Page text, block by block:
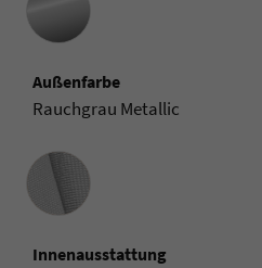
Außenfarbe
Rauchgrau Metallic
Innenausstattung
Innenausstattung